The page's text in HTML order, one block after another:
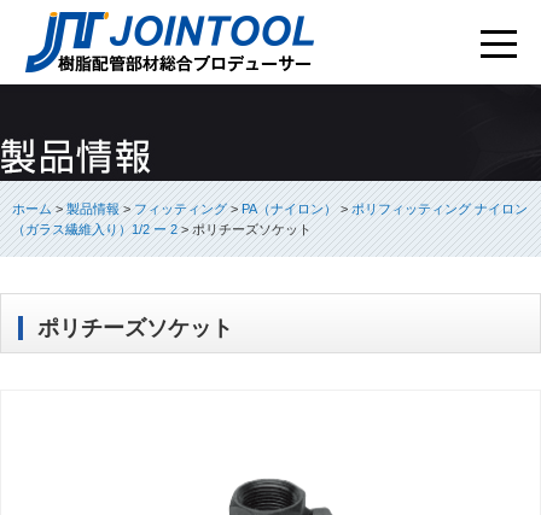
ホーム>製品情報>フィッティング>PA（ナイロン）>ポリフィッティング ナイロン
（ガラス繊維入り）1/2 ー 2>ポリチーズソケット
ポリチーズソケット